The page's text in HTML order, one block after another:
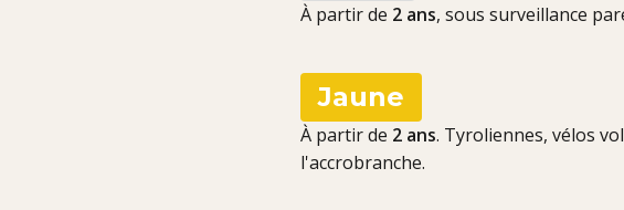
À partir de 2 ans, sous surveillance
Jaune
À partir de 2 ans. Tyroliennes, vélos
l'accrobranche.